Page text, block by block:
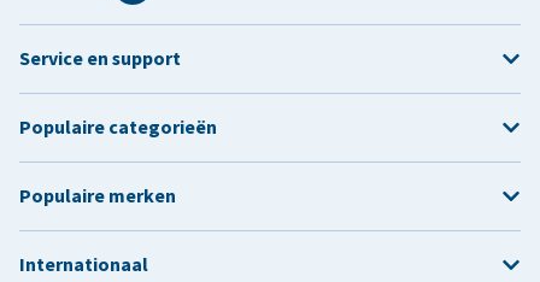
Service en support
Populaire categorieën
Populaire merken
Internationaal